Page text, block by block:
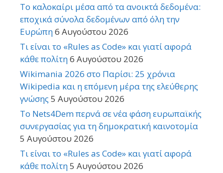
Το καλοκαίρι μέσα από τα ανοικτά δεδομένα:
εποχικά σύνολα δεδομένων από όλη την
Ευρώπη6 Αυγούστου 2026
Τι είναι το «Rules as Code» και γιατί αφορά
κάθε πολίτη6 Αυγούστου 2026
Wikimania 2026 στο Παρίσι: 25 χρόνια
Wikipedia και η επόμενη μέρα της ελεύθερης
γνώσης 5 Αυγούστου 2026
Το Nets4Dem περνά σε νέα φάση ευρωπαϊκής
συνεργασίας για τη δημοκρατική καινοτομία
5 Αυγούστου 2026
Τι είναι το «Rules as Code» και γιατί αφορά
κάθε πολίτη5 Αυγούστου 2026